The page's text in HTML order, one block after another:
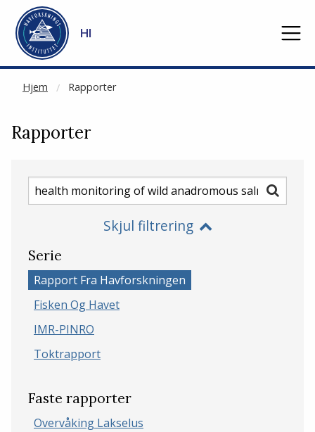
Gå til hovedinnhold
HI
Hjem Rapporter
NOT CACHED
Rapporter
Søk
etter
Søk
Skjul filtrering
Serie
Rapport Fra Havforskningen
Fisken Og Havet
IMR-PINRO
Toktrapport
Faste rapporter
Overvåking Lakselus